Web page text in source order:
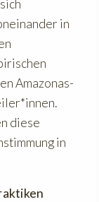
in
Amazonas-
diese
in